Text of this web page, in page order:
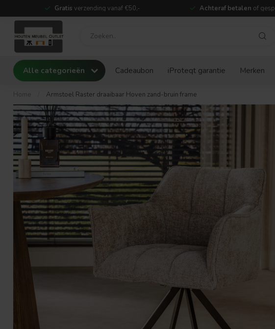
Gratis verzending vanaf €50,- Achteraf betalen of
Alle categorieën Cadeaubon iProteqt garantie Merken
Home Armstoel Raster draaibaar Hoven zand-bruin frame